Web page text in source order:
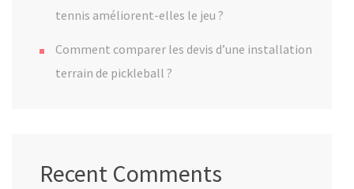
tennis améliorent-elles le jeu ?
Comment comparer les devis d’une installation
terrain de pickleball ?
Recent Comments